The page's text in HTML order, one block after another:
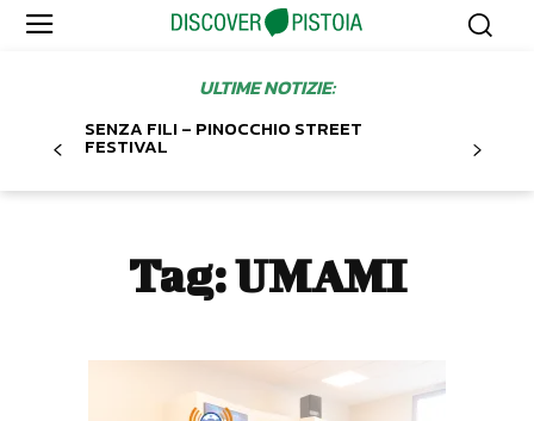
ULTIME NOTIZIE:
SENZA FILI – PINOCCHIO STREET
FESTIVAL
Tag:UMAMI